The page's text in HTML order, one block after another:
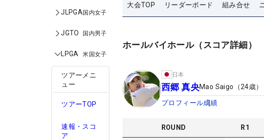
JLPGA国内女子
JGTO 国内男子
LPGA 米国女子
ツアーメニ
ュー
ツアーTOP
速報・スコ
ア
大会TOP リーダーボード 組み合せ
ホールバイホール（スコア詳細）
日本
西郷 真央Mao Saigo （24歳）
プロフィール成績
ROUND R1